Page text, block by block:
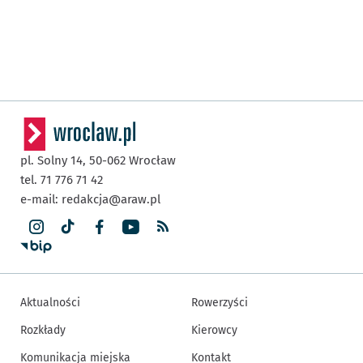
pl. Solny 14, 50-062 Wrocław
tel. 71 776 71 42
e-mail: redakcja@araw.pl
Aktualności
Rozkłady
Komunikacja miejska
Rowerzyści
Kierowcy
Kontakt